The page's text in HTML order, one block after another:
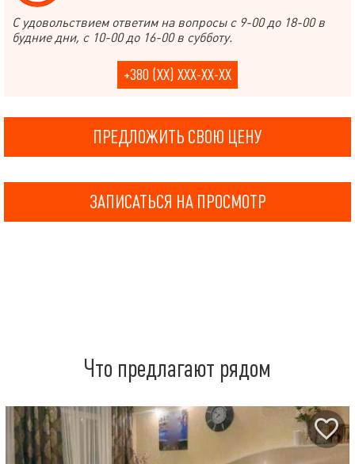
С удовольствием ответим на вопросы с 9-00 до 18-00 в
будние дни, с 10-00 до 16-00 в субботу.
+380 (XX) XXX-XX-XX
ПРЕДЛОЖИТЬ СВОЮ ЦЕНУ
ЗАПИСАТЬСЯ НА ПРОСМОТР
Что предлагают рядом